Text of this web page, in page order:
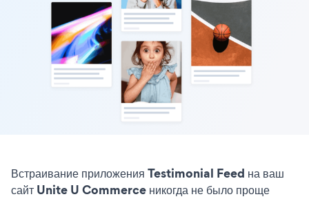
Встраивание приложения Testimonial Feed на ваш
сайт Unite U Commerce никогда не было проще